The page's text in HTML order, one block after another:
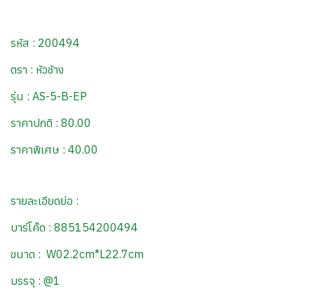
รหัส : 200494
ตรา : หัวช้าง
รุ่น : AS-5-B-EP
ราคาปกติ : 80.00
ราคาพิเศษ : 40.00
รายละเอียดย่อ :
บาร์โค๊ด : 885154200494
ขนาด : W02.2cm*L22.7cm
บรรจุ : @1